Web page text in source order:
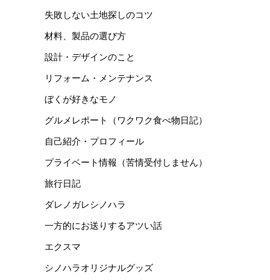
失敗しない土地探しのコツ
材料、製品の選び方
設計・デザインのこと
リフォーム・メンテナンス
ぼくが好きなモノ
グルメレポート（ワクワク食べ物日記）
自己紹介・プロフィール
プライベート情報（苦情受付しません）
旅行日記
ダレノガレシノハラ
一方的にお送りするアツい話
エクスマ
シノハラオリジナルグッズ